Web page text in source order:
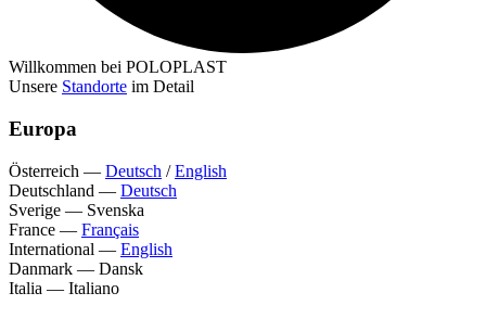
Willkommen bei POLOPLAST
Unsere Standorte im Detail
Europa
Österreich — Deutsch /English
Deutschland — Deutsch
Sverige — Svenska
France — Français
International — English
Danmark — Dansk
Italia — Italiano